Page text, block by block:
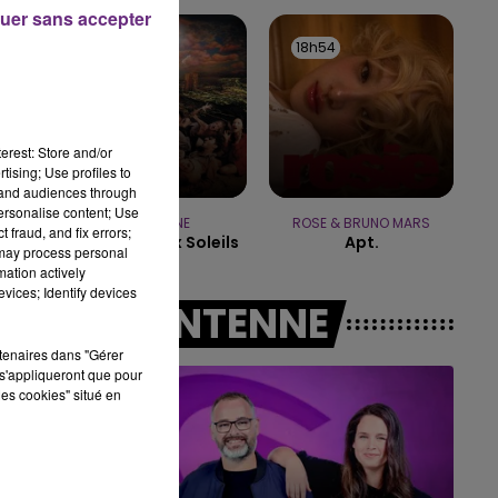
LE BEST OF DE LA FAMILLE
CHAMPAGNE FM
INDOCHINE
Les Nouveaux Soleils
18h54
18h54
ROSE & BRUNO MARS
Apt.
A L'ANTENNE
Store and/or
Use profiles to
audiences through
content; Use
fraud, and fix errors;
process personal
actively
Identify devices
dans "Gérer
que pour
cookies" situé en
sans accepter